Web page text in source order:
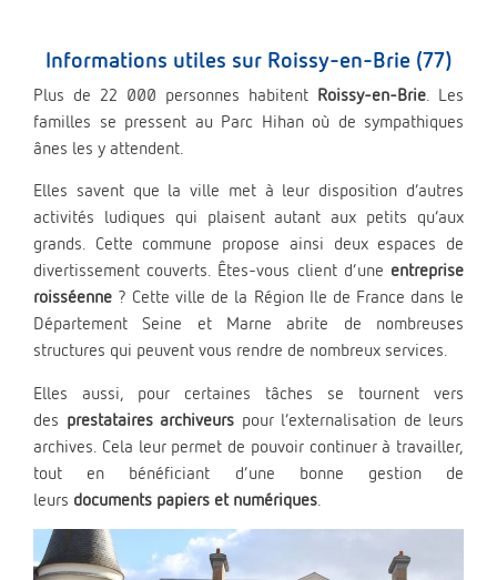
Informations utiles sur Roissy-en-Brie (77)
Plus de 22 000 personnes habitent Roissy-en-Brie. Les
familles se pressent au Parc Hihan où de sympathiques
ânes les y attendent.
Elles savent que la ville met à leur disposition d’autres
activités ludiques qui plaisent autant aux petits qu’aux
grands. Cette commune propose ainsi deux espaces de
divertissement couverts. Êtes-vous client d’une entreprise
roisséenne ? Cette ville de la Région Ile de France dans le
Département Seine et Marne abrite de nombreuses
structures qui peuvent vous rendre de nombreux services.
Elles aussi, pour certaines tâches se tournent vers
des prestataires archiveurs pour l’externalisation de leurs
archives. Cela leur permet de pouvoir continuer à travailler,
tout en bénéficiant d’une bonne gestion de
leurs documents papiers et numériques